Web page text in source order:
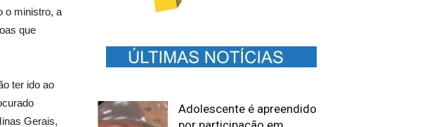
o ministro, a
que
ter ido ao
Gerais,
Adolescente é apreendido